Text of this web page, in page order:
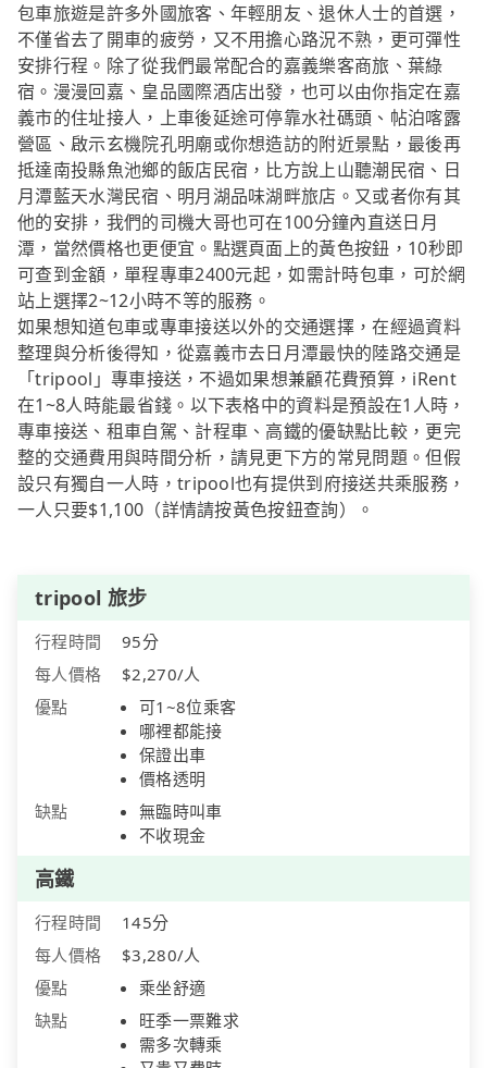
包車旅遊是許多外國旅客、年輕朋友、退休人士的首選，
不僅省去了開車的疲勞，又不用擔心路況不熟，更可彈性
安排行程。除了從我們最常配合的嘉義樂客商旅、葉綠
宿。漫漫回嘉、皇品國際酒店出發，也可以由你指定在嘉
義市的住址接人，上車後延途可停靠水社碼頭、帖泊喀露
營區、啟示玄機院孔明廟或你想造訪的附近景點，最後再
抵達南投縣魚池鄉的飯店民宿，比方說上山聽潮民宿、日
月潭藍天水灣民宿、明月湖品味湖畔旅店。又或者你有其
他的安排，我們的司機大哥也可在100分鐘內直送日月
潭，當然價格也更便宜。點選頁面上的黃色按鈕，10秒即
可查到金額，單程專車2400元起，如需計時包車，可於網
站上選擇2~12小時不等的服務。
如果想知道包車或專車接送以外的交通選擇，在經過資料
整理與分析後得知，從嘉義市去日月潭最快的陸路交通是
「tripool」專車接送，不過如果想兼顧花費預算，iRent
在1~8人時能最省錢。以下表格中的資料是預設在1人時，
專車接送、租車自駕、計程車、高鐵的優缺點比較，更完
整的交通費用與時間分析，請見更下方的常見問題。但假
設只有獨自一人時，tripool也有提供到府接送共乘服務，
一人只要$1,100（詳情請按黃色按鈕查詢）。
tripool 旅步
行程時間
95分
每人價格
$2,270/人
優點
可1~8位乘客
哪裡都能接
保證出車
價格透明
缺點
無臨時叫車
不收現金
高鐵
行程時間
145分
每人價格
$3,280/人
優點
乘坐舒適
缺點
旺季一票難求
需多次轉乘